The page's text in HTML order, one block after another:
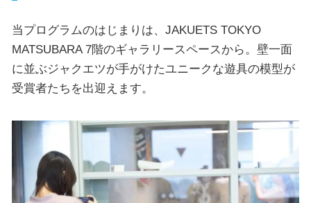
当プログラムのはじまりは、JAKUETS TOKYO
MATSUBARA 7階のギャラリースペースから。壁一面
に並ぶジャクエツが手がけたユニークな遊具の模型が
受賞者たちを出迎えます。